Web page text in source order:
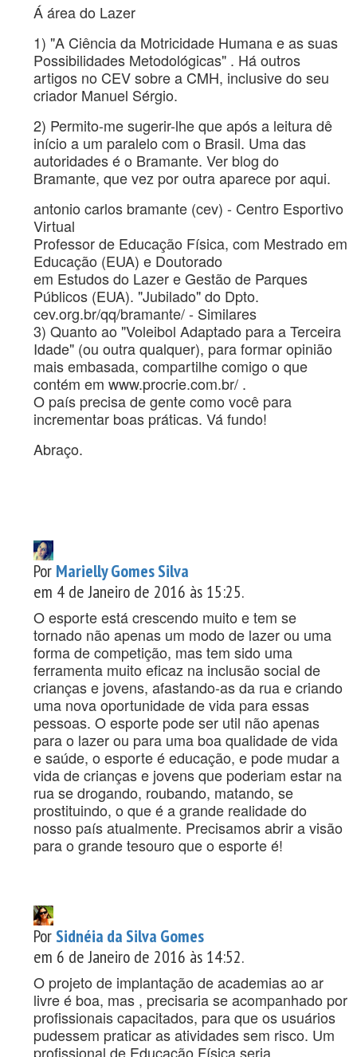
Á área do Lazer
1) "A Ciência da Motricidade Humana e as suas
Possibilidades Metodológicas" . Há outros
artigos no CEV sobre a CMH, inclusive do seu
criador Manuel Sérgio.
2) Permito-me sugerir-lhe que após a leitura dê
início a um paralelo com o Brasil. Uma das
autoridades é o Bramante. Ver blog do
Bramante, que vez por outra aparece por aqui.
antonio carlos bramante (cev) - Centro Esportivo
Virtual
Professor de Educação Física, com Mestrado em
Educação (EUA) e Doutorado
em Estudos do Lazer e Gestão de Parques
Públicos (EUA). "Jubilado" do Dpto.
cev.org.br/qq/bramante/ - Similares
3) Quanto ao "Voleibol Adaptado para a Terceira
Idade" (ou outra qualquer), para formar opinião
mais embasada, compartilhe comigo o que
contém em www.procrie.com.br/ .
O país precisa de gente como você para
incrementar boas práticas. Vá fundo!
Abraço.
Por Marielly Gomes Silva
em 4 de Janeiro de 2016 às 15:25.
O esporte está crescendo muito e tem se
tornado não apenas um modo de lazer ou uma
forma de competição, mas tem sido uma
ferramenta muito eficaz na inclusão social de
crianças e jovens, afastando-as da rua e criando
uma nova oportunidade de vida para essas
pessoas. O esporte pode ser util não apenas
para o lazer ou para uma boa qualidade de vida
e saúde, o esporte é educação, e pode mudar a
vida de crianças e jovens que poderiam estar na
rua se drogando, roubando, matando, se
prostituindo, o que é a grande realidade do
nosso país atualmente. Precisamos abrir a visão
para o grande tesouro que o esporte é!
Por Sidnéia da Silva Gomes
em 6 de Janeiro de 2016 às 14:52.
O projeto de implantação de academias ao ar
livre é boa, mas , precisaria se acompanhado por
profissionais capacitados, para que os usuários
pudessem praticar as atividades sem risco. Um
profissional de Educação Física seria